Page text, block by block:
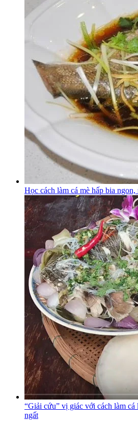
Học cách làm cá mè hấp bia
“Giải cứu” vị giác với cách làm
ngất